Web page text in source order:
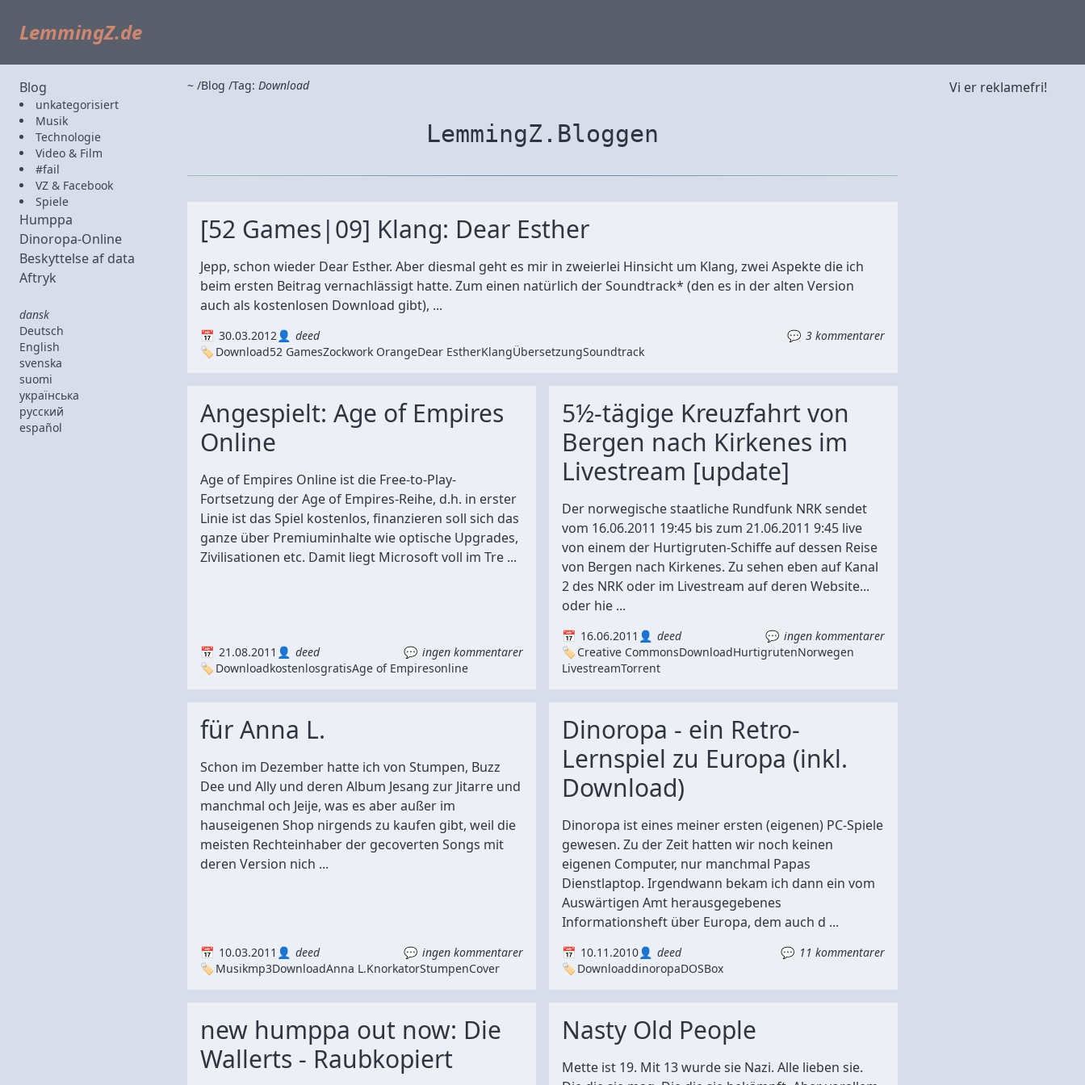
LemmingZ.de
Blog
unkategorisiert
Musik
Technologie
Video & Film
#fail
VZ & Facebook
Spiele
Humppa
Dinoropa-Online
Beskyttelse af data
Aftryk
dansk
Deutsch
English
svenska
suomi
українська
русский
español
~ Blog Tag: Download
LemmingZ.Bloggen
[52 Games|09] Klang: Dear Esther
Jepp, schon wieder Dear Esther. Aber diesmal geht es mir in zweierlei Hinsicht um Klang, zwei Aspekte die ich
beim ersten Beitrag vernachlässigt hatte. Zum einen natürlich der Soundtrack* (den es in der alten Version
auch als kostenlosen Download gibt), ...
30.03.2012 deed
3 kommentarer
Download52 GamesZockwork OrangeDear EstherKlangÜbersetzungSoundtrack
Angespielt: Age of Empires
Online
Age of Empires Online ist die Free-to-Play-
Fortsetzung der Age of Empires-Reihe, d.h. in erster
Linie ist das Spiel kostenlos, finanzieren soll sich das
ganze über Premiuminhalte wie optische Upgrades,
Zivilisationen etc. Damit liegt Microsoft voll im Tre ...
21.08.2011 deed
ingen kommentarer
DownloadkostenlosgratisAge of Empiresonline
5½-tägige Kreuzfahrt von
Bergen nach Kirkenes im
Livestream [update]
Der norwegische staatliche Rundfunk NRK sendet
vom 16.06.2011 19:45 bis zum 21.06.2011 9:45 live
von einem der Hurtigruten-Schiffe auf dessen Reise
von Bergen nach Kirkenes. Zu sehen eben auf Kanal
2 des NRK oder im Livestream auf deren Website...
oder hie ...
16.06.2011 deed
ingen kommentarer
Creative CommonsDownloadHurtigrutenNorwegen
LivestreamTorrent
für Anna L.
Schon im Dezember hatte ich von Stumpen, Buzz
Dee und Ally und deren Album Jesang zur Jitarre und
manchmal och Jeije, was es aber außer im
hauseigenen Shop nirgends zu kaufen gibt, weil die
meisten Rechteinhaber der gecoverten Songs mit
deren Version nich ...
10.03.2011 deed
ingen kommentarer
Musikmp3DownloadAnna L.KnorkatorStumpenCover
Dinoropa - ein Retro-
Lernspiel zu Europa (inkl.
Download)
Dinoropa ist eines meiner ersten (eigenen) PC-Spiele
gewesen. Zu der Zeit hatten wir noch keinen
eigenen Computer, nur manchmal Papas
Dienstlaptop. Irgendwann bekam ich dann ein vom
Auswärtigen Amt herausgegebenes
Informationsheft über Europa, dem auch d ...
10.11.2010 deed
11 kommentarer
DownloaddinoropaDOSBox
new humppa out now: Die
Wallerts - Raubkopiert
Nasty Old People
Mette ist 19. Mit 13 wurde sie Nazi. Alle lieben sie.
Vi er reklamefri!